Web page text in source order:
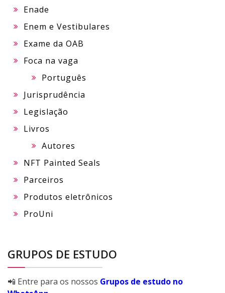
Enade
Enem e Vestibulares
Exame da OAB
Foca na vaga
Português
Jurisprudência
Legislação
Livros
Autores
NFT Painted Seals
Parceiros
Produtos eletrônicos
ProUni
GRUPOS DE ESTUDO
📲 Entre para os nossos Grupos de estudo no